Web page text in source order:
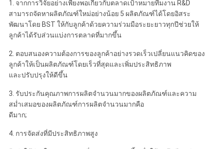
1. จากการวิจัยอย่างเพียงพอเกี่ยวกับตลาดเป้าหมายทีมงาน R&D
สามารถจัดหาผลิตภัณฑ์ใหม่อย่างน้อย 5 ผลิตภัณฑ์ได้โดยอิสระ
พัฒนาโดย BST ให้กับลูกค้าด้วยความร่วมมือระยะยาวทุกปีช่วยให้
ลูกค้าได้รับส่วนแบ่งการตลาดที่มากขึ้น
2. ตอบสนองความต้องการของลูกค้าอย่างรวดเร็วเปลี่ยนแนวคิดของ
ลูกค้าให้เป็นผลิตภัณฑ์โดยเร็วที่สุดและเพิ่มประสิทธิภาพ
และปรับปรุงให้ดีขึ้น
3. รับประกันคุณภาพการผลิตจำนวนมากของผลิตภัณฑ์และความ
สม่ำเสมอของผลิตภัณฑ์การผลิตจำนวนมากคือ
ดีมาก;
4. การจัดส่งที่มีประสิทธิภาพสูง